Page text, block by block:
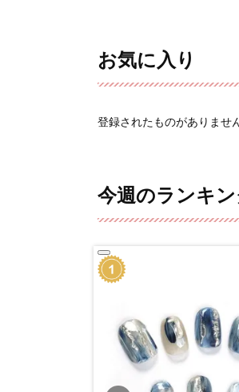
お気に入り
登録されたものがありませ
今週のランキ